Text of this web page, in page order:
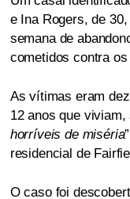
e Ina Rogers, de
semana de
cometidos contra
As vítimas eram
12 anos que
horríveis de miséria
residencial de
O caso foi